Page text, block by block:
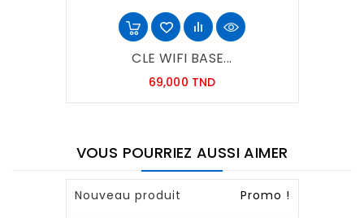
CLE WIFI BASE...
69,000 TNDPrix
VOUS POURRIEZ AUSSI AIMER
Promo !
Nouveau produit